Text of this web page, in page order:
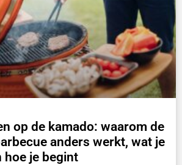
op de kamado: waarom de
anders werkt, wat je
hoe je begint